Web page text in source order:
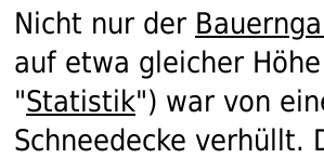
Nicht nur der
auf etwa gleicher
"Statistik") war von
Schneedecke verhüllt.